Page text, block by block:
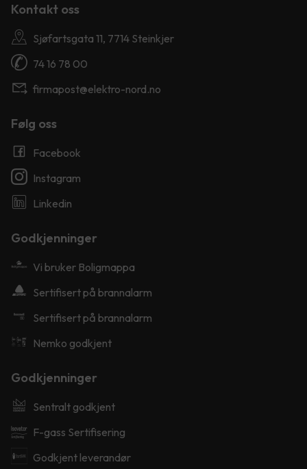
Kontakt oss
Sjøfartsgata 11, 7714 Steinkjer
74 16 78 00
firmapost@elektro-nord.no
Følg oss
Facebook
Instagram
Linkedin
Godkjenninger
Vi bruker Boligmappa
Sertifisert på brannalarm
Sertifisert på brannalarm
Nemko godkjent
Godkjenninger
Sentralt godkjent
F-gass Sertifisering
Godkjent leverandør